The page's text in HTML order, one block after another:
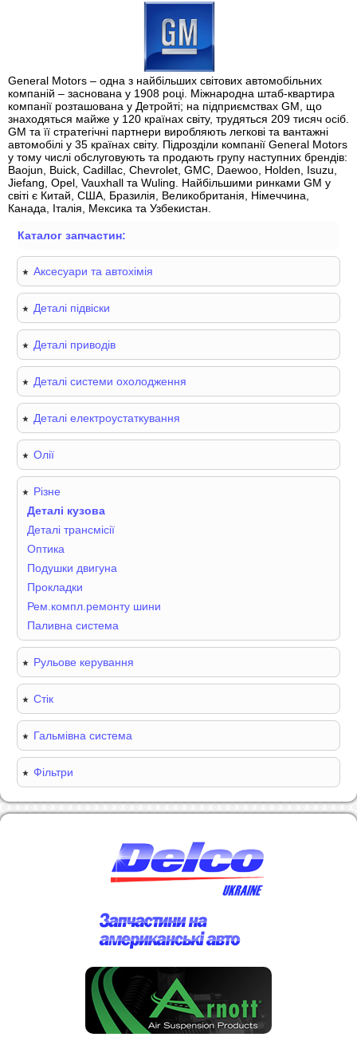
General Motors – одна з найбільших світових автомобільних
компаній – заснована у 1908 році. Міжнародна штаб-квартира
компанії розташована у Детройті; на підприємствах GM, що
знаходяться майже у 120 країнах світу, трудяться 209 тисяч осіб.
GM та її стратегічні партнери виробляють легкові та вантажні
автомобілі у 35 країнах світу. Підрозділи компанії General Motors
у тому числі обслуговують та продають групу наступних брендів:
Baojun, Buick, Cadillac, Chevrolet, GMC, Daewoo, Holden, Isuzu,
Jiefang, Opel, Vauxhall та Wuling. Найбільшими ринками GM у
світі є Китай, США, Бразилія, Великобританія, Німеччина,
Канада, Італія, Мексика та Узбекистан.
Каталог запчастин:
Аксесуари та автохімія
Деталі підвіски
Деталі приводів
Деталі системи охолодження
Деталі електроустаткування
Олії
Різне
Деталі кузова
Деталі трансмісії
Оптика
Подушки двигуна
Прокладки
Рем.компл.ремонту шини
Паливна система
Рульове керування
Стік
Гальмівна система
Фільтри